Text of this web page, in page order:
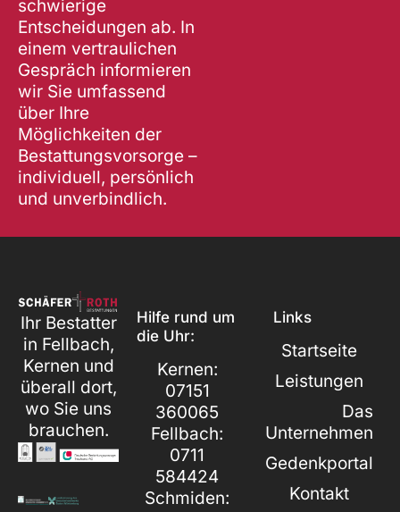
schwierige
Entscheidungen ab. In
einem vertraulichen
Gespräch informieren
wir Sie umfassend
über Ihre
Möglichkeiten der
Bestattungsvorsorge –
individuell, persönlich
und unverbindlich.
Ihr Bestatter
in Fellbach,
Kernen und
überall dort,
wo Sie uns
brauchen.
Hilfe rund um
die Uhr:
Kernen:
07151
360065
Fellbach:
0711
584424
Schmiden:
Links
Startseite
Leistungen
Das
Unternehmen
Gedenkportal
Kontakt